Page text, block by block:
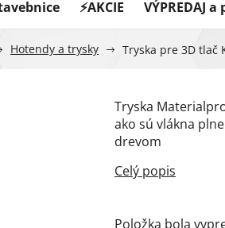
⚡AKCIE VÝPREDAJ
Hotendy a trysky Tryska pre 3D tlač
Položka bola
Tryska
ako sú vlákna
drevom